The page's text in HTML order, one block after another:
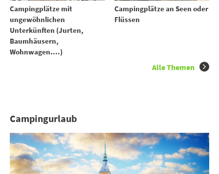
Campingplätze mit
ungewöhnlichen
Unterkünften (Jurten,
Baumhäusern,
Wohnwagen....)
Campingplätze an Seen oder
Flüssen
Alle Themen
Campingurlaub